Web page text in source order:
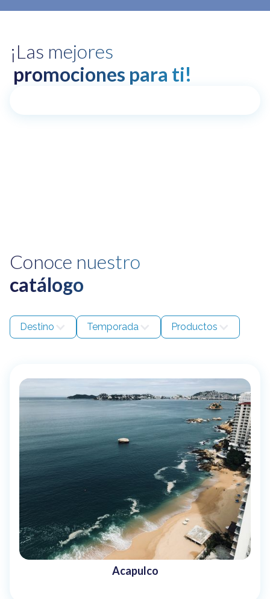
¡Las mejores
promociones para ti!
Conoce nuestro
catálogo
Destino Temporada Productos
Acapulco